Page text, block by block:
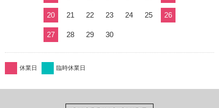
20 21 22 23 24 25 26
27 28 29 30
休業日 臨時休業日